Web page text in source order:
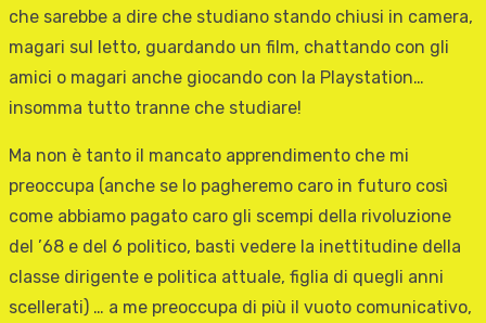
che sarebbe a dire che studiano stando chiusi in camera,
magari sul letto, guardando un film, chattando con gli
amici o magari anche giocando con la Playstation…
insomma tutto tranne che studiare!
Ma non è tanto il mancato apprendimento che mi
preoccupa (anche se lo pagheremo caro in futuro così
come abbiamo pagato caro gli scempi della rivoluzione
del ’68 e del 6 politico, basti vedere la inettitudine della
classe dirigente e politica attuale, figlia di quegli anni
scellerati) … a me preoccupa di più il vuoto comunicativo,